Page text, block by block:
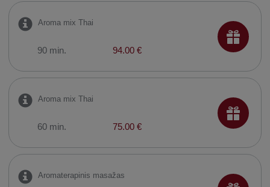
Aroma mix Thai
90 min. 94.00 €
Aroma mix Thai
60 min. 75.00 €
Aromaterapinis masažas